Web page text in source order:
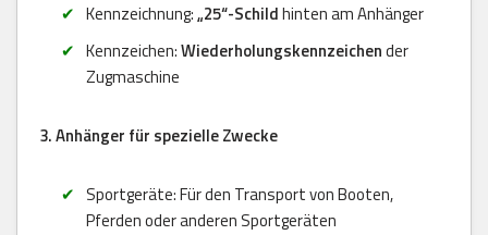
Kennzeichnung:„25“-Schildhinten am Anhänger
Kennzeichen:Wiederholungskennzeichender
Zugmaschine
3. Anhänger für spezielle Zwecke
Sportgeräte: Für den Transport von Booten,
Pferden oder anderen Sportgeräten